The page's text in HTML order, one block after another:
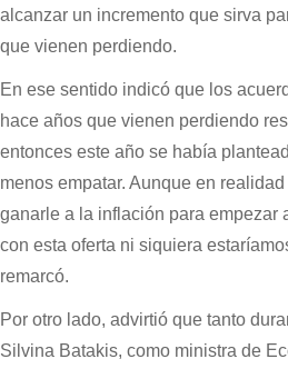
alcanzar un incremento que sirva
que vienen perdiendo.
En ese sentido indicó que los
hace años que vienen perdiendo
entonces este año se había
menos empatar. Aunque en
ganarle a la inflación para empezar
con esta oferta ni siquiera
remarcó.
Por otro lado, advirtió que tanto
Silvina Batakis, como ministra de